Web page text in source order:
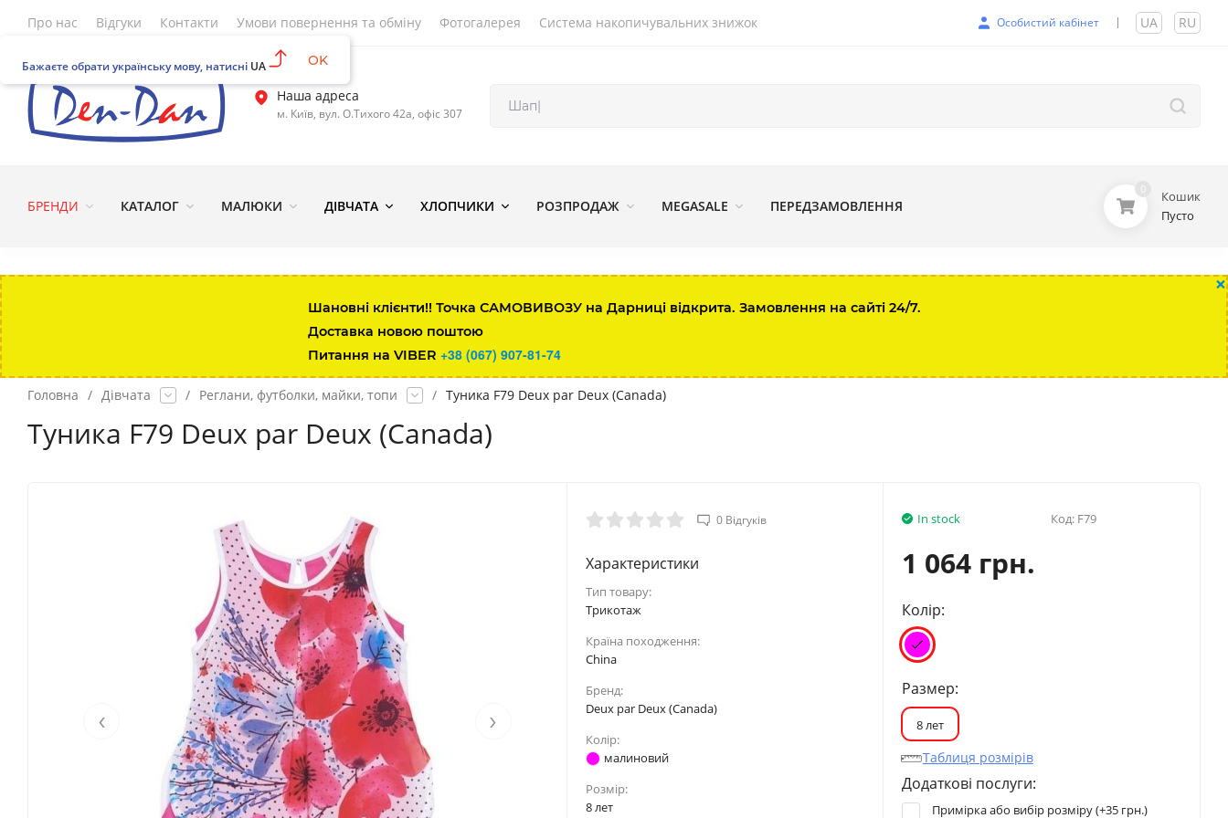
Про нас Відгуки Контакти Умови повернення та обміну Фотогалерея Система накопичувальних знижок Особистий кабінет UA RU
Наша адреса
м. Київ, вул. О.Тихого 42а, офіс 307
БРЕНДИ КАТАЛОГ МАЛЮКИ ДІВЧАТА ХЛОПЧИКИ РОЗПРОДАЖ MEGASALE ПЕРЕДЗАМОВЛЕННЯ
0
Кошик
Пусто
×
Шановні клієнти!! Точка САМОВИВОЗУ на Дарниці відкрита. Замовлення на сайті 24/7.
Доставка новою поштою
Питання на VIBER +38 (067) 907-81-74
Головна / Дівчата / Реглани, футболки, майки, топи / Туника F79 Deux par Deux (Canada)
Туника F79 Deux par Deux (Canada)
‹ ›
0 Відгуків
Характеристики
Тип товару:
Tpикoтaж
Країна походження:
China
Бренд:
Deux par Deux (Canada)
Колір:
малиновий
Розмір:
8 лет
In stock Код: F79
1 064 грн.
Колір:
Размер:
8 лет
Таблиця розмірів
Додаткові послуги:
Примірка або вибір розміру (+35 грн.)
Бажаєте обрати українську мову, натисні UA OK